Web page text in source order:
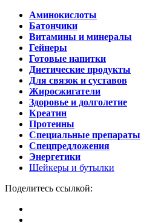
Аминокислоты
Батончики
Витамины и минералы
Гейнеры
Готовые напитки
Диетические продукты
Для связок и суставов
Жиросжигатели
Здоровье и долголетие
Креатин
Протеины
Специальные препараты
Спецпредложения
Энергетики
Шейкеры и бутылки
Поделитесь ссылкой: